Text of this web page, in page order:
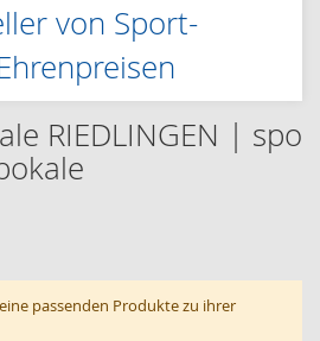
von Sport-
RIEDLINGEN | spo
passenden Produkte zu ihrer